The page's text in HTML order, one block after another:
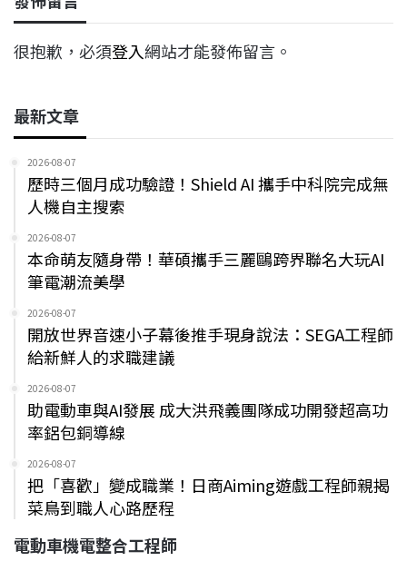
很抱歉，必須登入網站才能發佈留言。
最新文章
2026-08-07
歷時三個月成功驗證！Shield AI 攜手中科院完成無
人機自主搜索
2026-08-07
本命萌友隨身帶！華碩攜手三麗鷗跨界聯名大玩AI
筆電潮流美學
2026-08-07
開放世界音速小子幕後推手現身說法：SEGA工程師
給新鮮人的求職建議
2026-08-07
助電動車與AI發展 成大洪飛義團隊成功開發超高功
率鋁包銅導線
2026-08-07
把「喜歡」變成職業！日商Aiming遊戲工程師親揭
菜鳥到職人心路歷程
電動車機電整合工程師